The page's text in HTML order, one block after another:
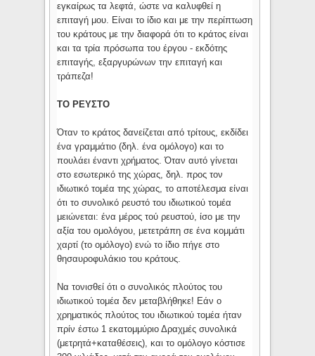
εγκαίρως τα λεφτά, ώστε να καλυφθεί η
επιταγή μου. Είναι το ίδιο και με την περίπτωση
του κράτους με την διαφορά ότι το κράτος είναι
και τα τρία πρόσωπα του έργου - εκδότης
επιταγής, εξαργυρώνων την επιταγή και
τράπεζα!
ΤΟ ΡΕΥΣΤΟ
Όταν το κράτος δανείζεται από τρίτους, εκδίδει
ένα γραμμάτιο (δηλ. ένα ομόλογο) και το
πουλάει έναντι χρήματος. Όταν αυτό γίνεται
στο εσωτερικό της χώρας, δηλ. προς τον
ιδιωτικό τομέα της χώρας, το αποτέλεσμα είναι
ότι το συνολικό ρευστό του ιδιωτικού τομέα
μειώνεται: ένα μέρος τού ρευστού, ίσο με την
αξία του ομολόγου, μετετράπη σε ένα κομμάτι
χαρτί (το ομόλογο) ενώ το ίδιο πήγε στο
θησαυροφυλάκιο του κράτους.
Να τονισθεί ότι ο συνολικός πλούτος του
ιδιωτικού τομέα δεν μεταβλήθηκε! Εάν ο
χρηματικός πλούτος του ιδιωτικού τομέα ήταν
πρίν έστω 1 εκατομμύριο Δραχμές συνολικά
(μετρητά+καταθέσεις), και το ομόλογο κόστισε